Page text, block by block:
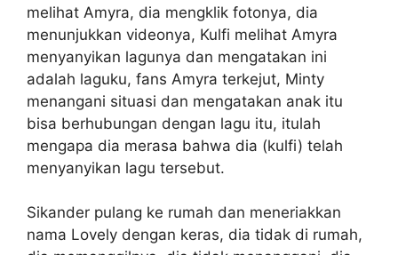
melihat Amyra, dia mengklik fotonya, dia
menunjukkan videonya, Kulfi melihat Amyra
menyanyikan lagunya dan mengatakan ini
adalah laguku, fans Amyra terkejut, Minty
menangani situasi dan mengatakan anak itu
bisa berhubungan dengan lagu itu, itulah
mengapa dia merasa bahwa dia (kulfi) telah
menyanyikan lagu tersebut.
Sikander pulang ke rumah dan meneriakkan
nama Lovely dengan keras, dia tidak di rumah,